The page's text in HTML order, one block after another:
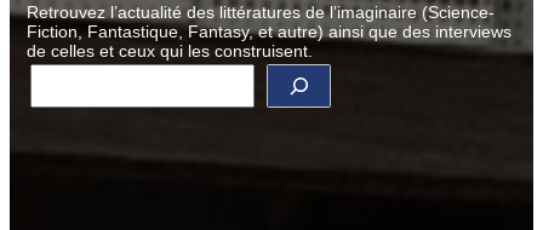
Retrouvez l’actualité des littératures de l’imaginaire (Science-
Fiction, Fantastique, Fantasy, et autre) ainsi que des interviews
de celles et ceux qui les construisent.
R
c